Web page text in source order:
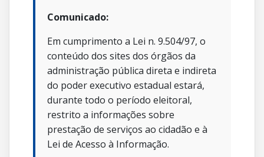
Comunicado:
Em cumprimento a Lei n. 9.504/97, o
conteúdo dos sites dos órgãos da
administração pública direta e indireta
do poder executivo estadual estará,
durante todo o período eleitoral,
restrito a informações sobre
prestação de serviços ao cidadão e à
Lei de Acesso à Informação.